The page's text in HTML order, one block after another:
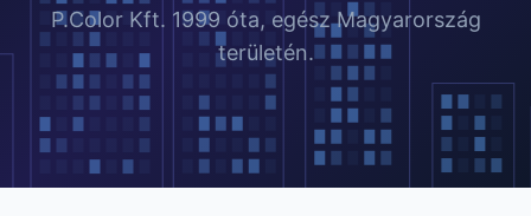
P.Color Kft. 1999 óta, egész Magyarország
területén.